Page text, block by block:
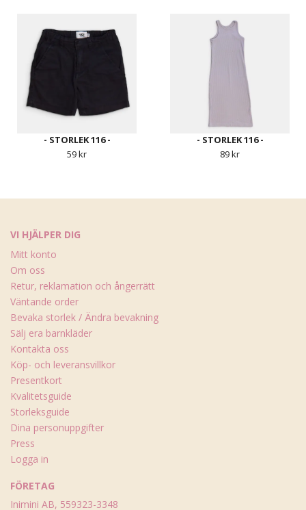
- STORLEK 116 -
59 kr
- STORLEK 116 -
89 kr
VI HJÄLPER DIG
Mitt konto
Om oss
Retur, reklamation och ångerrätt
Väntande order
Bevaka storlek / Ändra bevakning
Sälj era barnkläder
Kontakta oss
Köp- och leveransvillkor
Presentkort
Kvalitetsguide
Storleksguide
Dina personuppgifter
Press
Logga in
FÖRETAG
Inimini AB, 559323-3348